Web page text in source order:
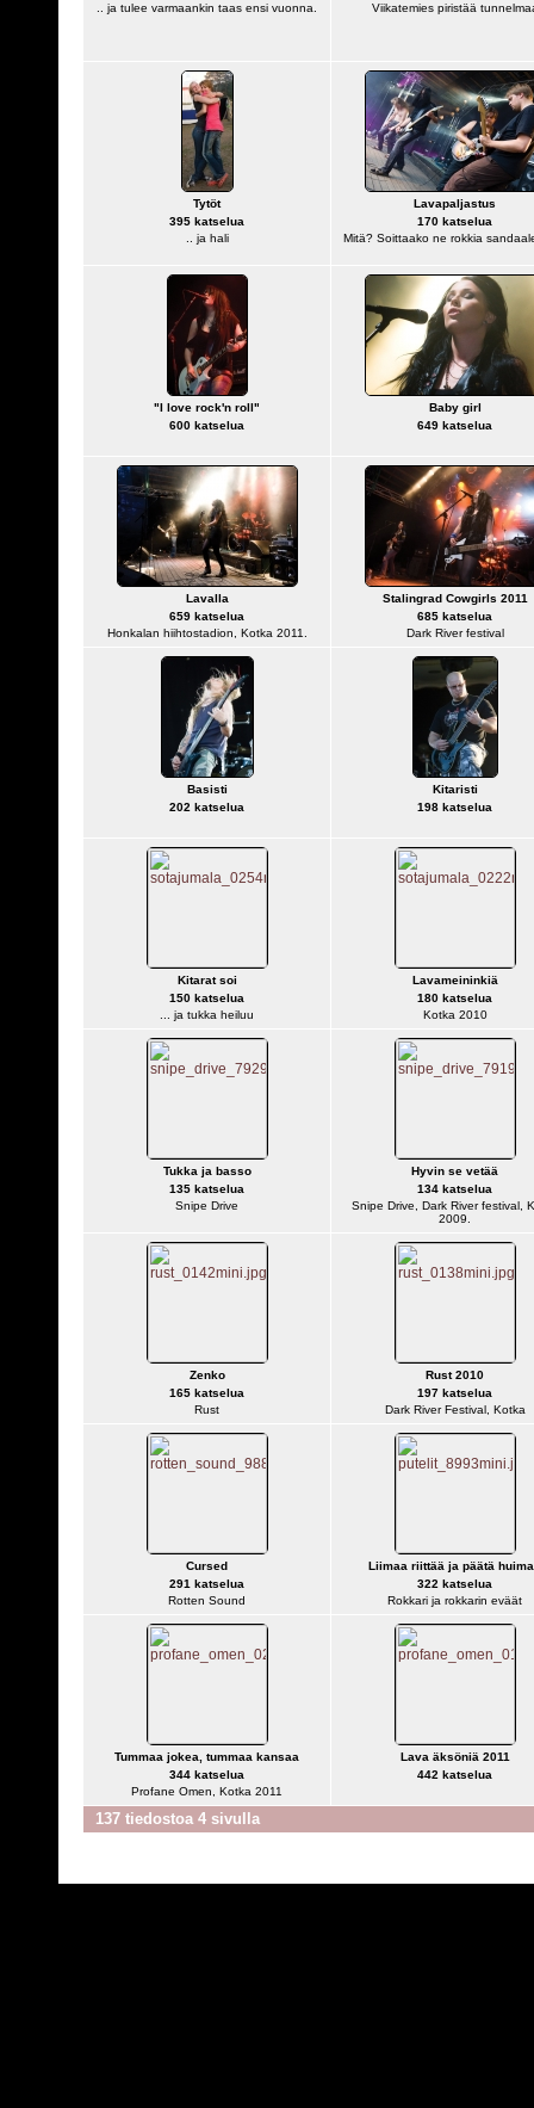
.. ja tulee varmaankin taas ensi vuonna.
Viikatemies piristää
Tytöt
395 katselua
.. ja hali
Lavapaljastus
170 katselua
Mitä? Soittaako ne rokkia
"I love rock'n roll"
600 katselua
Baby girl
649 katselua
Lavalla
659 katselua
Honkalan hiihtostadion, Kotka 2011.
Stalingrad Cowgirls 2011
685 katselua
Dark River festival
Basisti
202 katselua
Kitaristi
198 katselua
Kitarat soi
150 katselua
... ja tukka heiluu
Lavameininkiä
180 katselua
Kotka 2010
Tukka ja basso
135 katselua
Snipe Drive
Hyvin se vetää
134 katselua
Snipe Drive, Dark River festival,
2009.
Zenko
165 katselua
Rust
Rust 2010
197 katselua
Dark River Festival, Kotka
Cursed
291 katselua
Rotten Sound
Liimaa riittää ja päätä
322 katselua
Rokkari ja rokkarin eväät
Tummaa jokea, tummaa kansaa
344 katselua
Profane Omen, Kotka 2011
Lava äksöniä 2011
442 katselua
137 tiedostoa 4 sivulla